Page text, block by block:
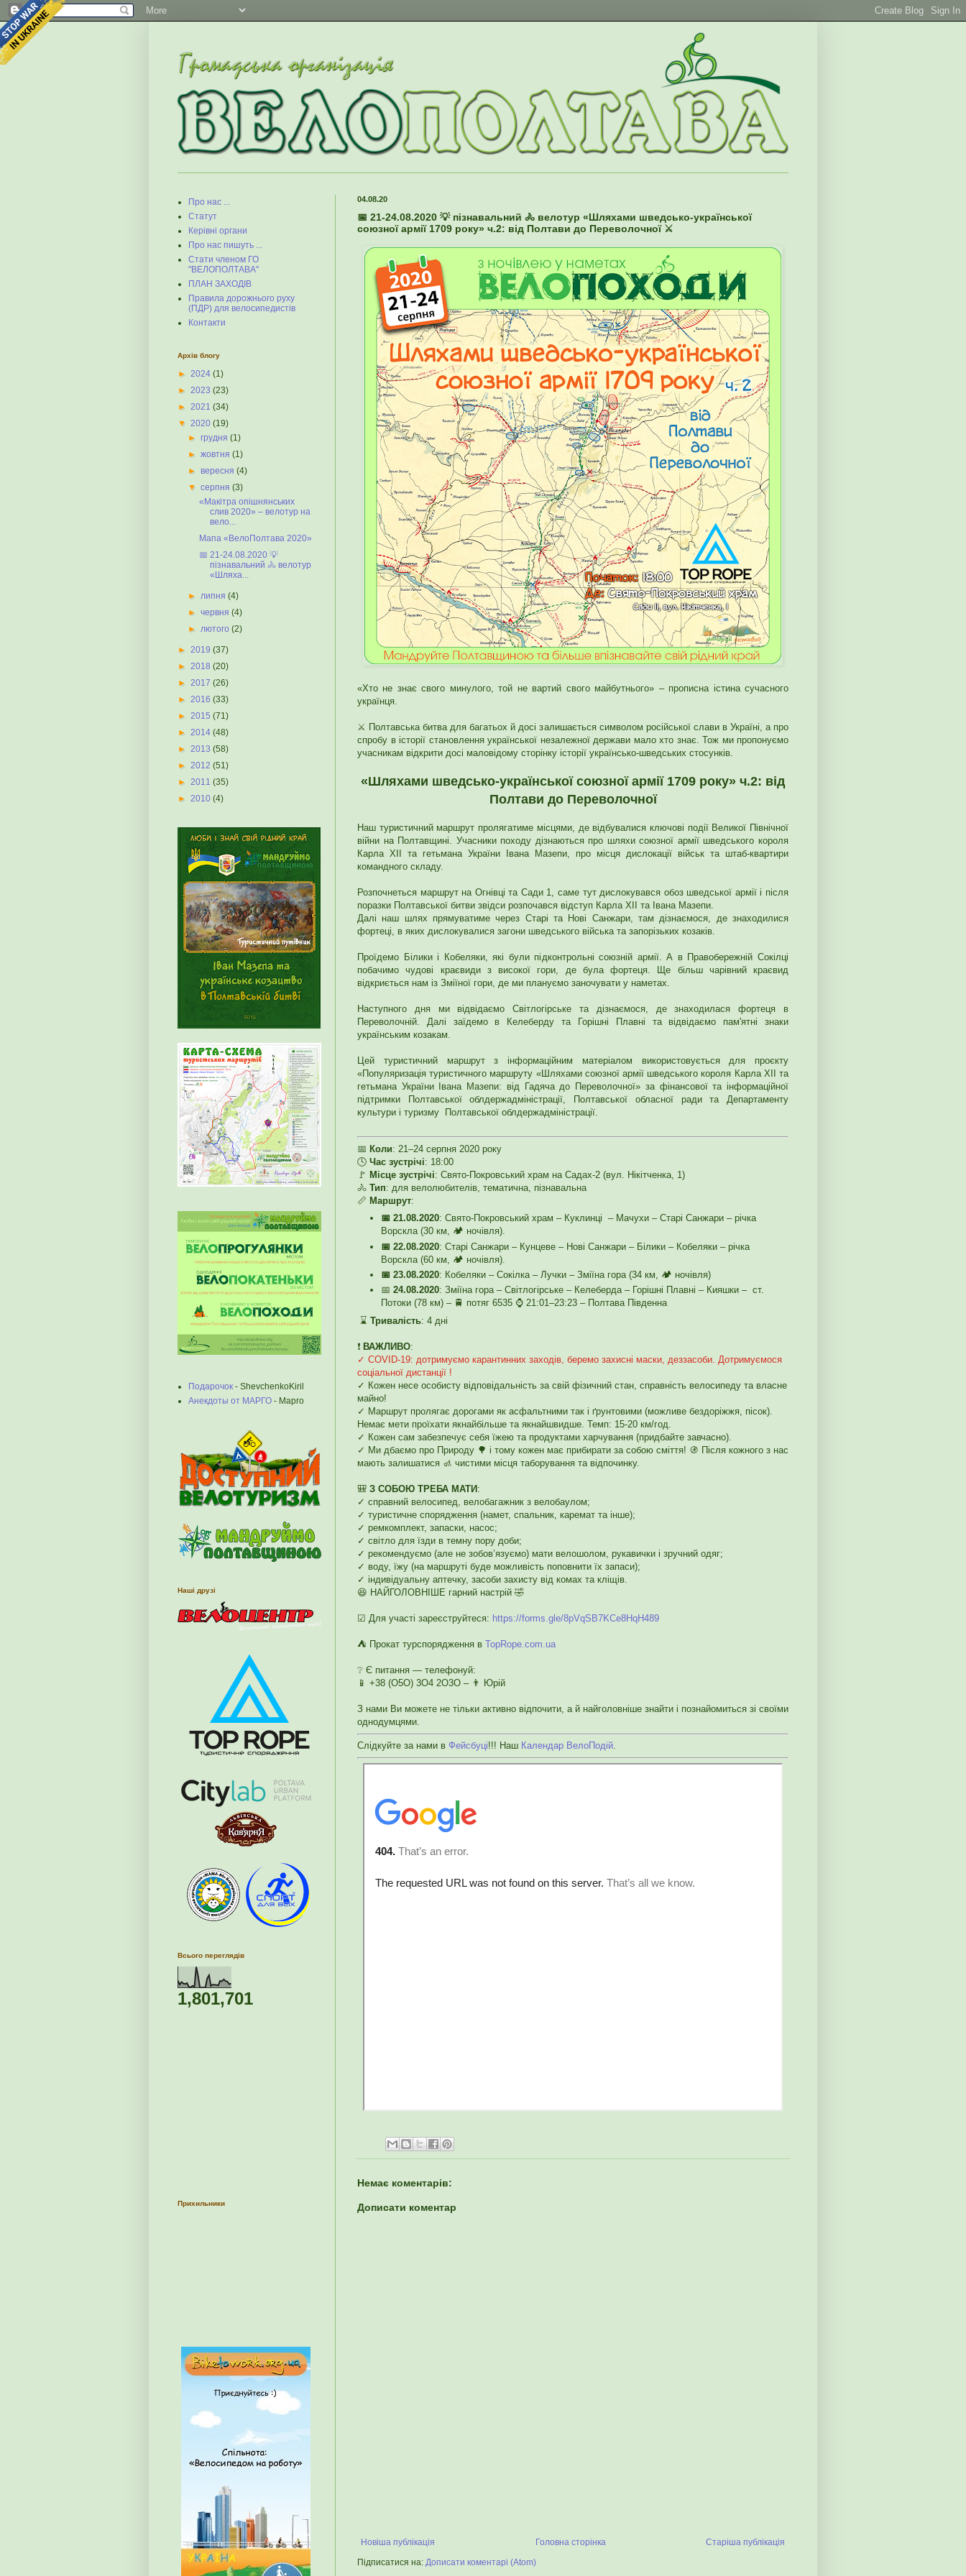
04.08.20
📅 21-24.08.2020 💡 пізнавальний 🚴 велотур «Шляхами шведсько-української
союзної армії 1709 року» ч.2: від Полтави до Переволочної ⚔️
«Хто не знає свого минулого, той не вартий свого майбутнього» – прописна істина сучасного
українця.
⚔️ Полтавська битва для багатьох й досі залишається символом російської слави в Україні, а про
спробу в історії становлення української незалежної держави мало хто знає. Тож ми пропонуємо
учасникам відкрити досі маловідому сторінку історії українсько-шведських стосунків.
«Шляхами шведсько-української союзної армії 1709 року» ч.2: від
Полтави до Переволочної
Наш туристичний маршрут пролягатиме місцями, де відбувалися ключові події Великої Північної
війни на Полтавщині. Учасники походу дізнаються про шляхи союзної армії шведського короля
Карла XII та гетьмана України Івана Мазепи, про місця дислокації військ та штаб-квартири
командного складу.
Розпочнеться маршрут на Огнівці та Сади 1, саме тут дислокувався обоз шведської армії і після
поразки Полтавської битви звідси розпочався відступ Карла XII та Івана Мазепи.
Далі наш шлях прямуватиме через Старі та Нові Санжари, там дізнаємося, де знаходилися
фортеці, в яких дислокувалися загони шведського війська та запорізьких козаків.
Проїдемо Білики і Кобеляки, які були підконтрольні союзній армії. А в Правобережній Сокілці
побачимо чудові краєвиди з високої гори, де була фортеця. Ще більш чарівний краєвид
відкриється нам із Зміїної гори, де ми плануємо заночувати у наметах.
Наступного дня ми відвідаємо Світлогірське та дізнаємося, де знаходилася фортеця в
Переволочній. Далі заїдемо в Келеберду та Горішні Плавні та відвідаємо пам'ятні знаки
українським козакам.
Цей туристичний маршрут з інформаційним матеріалом використовується для проєкту
«Популяризація туристичного маршруту «Шляхами союзної армії шведського короля Карла ХІІ та
гетьмана України Івана Мазепи: від Гадяча до Переволочної» за фінансової та інформаційної
підтримки Полтавської облдержадміністрації, Полтавської обласної ради та Департаменту
культури і туризму Полтавської облдержадміністрації.
📅 Коли: 21–24 серпня 2020 року
🕓 Час зустрічі: 18:00
🚩 Місце зустрічі: Свято-Покровський храм на Садах-2 (вул. Нікітченка, 1)
🚴 Тип: для велолюбителів, тематична, пізнавальна
📏 Маршрут:
📅 21.08.2020: Свято-Покровський храм – Куклинці – Мачухи – Старі Санжари – річка
Ворскла (30 км, 🏕️ ночівля).
📅 22.08.2020: Старі Санжари – Кунцеве – Нові Санжари – Білики – Кобеляки – річка
Ворскла (60 км, 🏕️ ночівля).
📅 23.08.2020: Кобеляки – Сокілка – Лучки – Зміїна гора (34 км, 🏕️ ночівля)
📅 24.08.2020: Зміїна гора – Світлогірське – Келеберда – Горішні Плавні – Кияшки – ст.
Потоки (78 км) – 🚆 потяг 6535 ⌚ 21:01–23:23 – Полтава Південна
⌛ Тривалість: 4 дні
❗️ ВАЖЛИВО:
✓ COVID-19: дотримуємо карантинних заходів, беремо захисні маски, деззасоби. Дотримуємося
соціальної дистанції !
✓ Кожен несе особисту відповідальність за свій фізичний стан, справність велосипеду та власне
майно!
✓ Маршрут пролягає дорогами як асфальтними так і ґрунтовими (можливе бездоріжжя, пісок).
Немає мети проїхати якнайбільше та якнайшвидше. Темп: 15-20 км/год.
✓ Кожен сам забезпечує себя їжею та продуктами харчування (придбайте завчасно).
✓ Ми дбаємо про Природу 🌳 і тому кожен має прибирати за собою сміття! 🚯 Після кожного з нас
мають залишатися 🚮 чистими місця таборування та відпочинку.
🎒 З СОБОЮ ТРЕБА МАТИ :
✓ справний велосипед, велобагажник з велобаулом;
✓ туристичне спорядження (намет, спальник, каремат та інше);
✓ ремкомплект, запаски, насос;
✓ світло для їзди в темну пору доби;
✓ рекомендуємо (але не зобов’язуємо) мати велошолом, рукавички і зручний одяг;
✓ воду, їжу (на маршруті буде можливість поповнити їх запаси);
✓ індивідуальну аптечку, засоби захисту від комах та кліщів.
😆 НАЙГОЛОВНІШЕ гарний настрій 🤣
☑ Для участі зареєструйтеся: https://forms.gle/8pVqSB7KCe8HqH489
⛺ Прокат турспорядження в TopRope.com.ua
❔ Є питання — телефонуй:
📱 +38 (О5О) 3О4 2О3О – 👨 Юрій
З нами Ви можете не тільки активно відпочити, а й найголовніше знайти і познайомиться зі своїми
однодумцями.
Слідкуйте за нами в Фейсбуці!!! Наш Календар ВелоПодій.
Немає коментарів:
Дописати коментар
Новіша публікація Старіша публікація
Головна сторінка
Підписатися на: Дописати коментарі (Atom)
Про нас ...
Статут
Керівні органи
Про нас пишуть ...
Стати членом ГО
"ВЕЛОПОЛТАВА"
ПЛАН ЗАХОДІВ
Правила дорожнього руху
(ПДР) для велосипедистів
Контакти
Архів блогу
► 2024 (1)
► 2023 (23)
► 2021 (34)
▼ 2020 (19)
►грудня(1)
►жовтня(1)
►вересня(4)
▼серпня(3)
«Макітра опішнянських
слив 2020» – велотур на
вело...
Мапа «ВелоПолтава 2020»
📅 21-24.08.2020 💡
пізнавальний 🚴 велотур
«Шляха...
►липня(4)
►червня(4)
►лютого(2)
► 2019 (37)
► 2018 (20)
► 2017 (26)
► 2016 (33)
► 2015 (71)
► 2014 (48)
► 2013 (58)
► 2012 (51)
► 2011 (35)
► 2010 (4)
Подарочок - ShevchenkoKiril
Анекдоты от МАРГО - Марго
Наші друзі
Всього переглядів
1,801,701
Прихильники